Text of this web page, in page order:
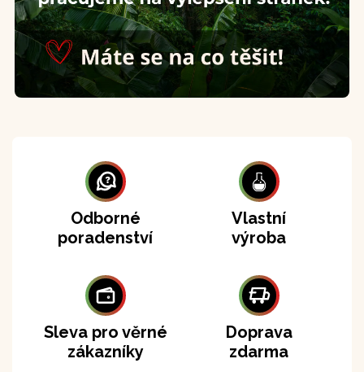
Odborné
poradenství
Vlastní
výroba
Sleva pro věrné
zákazníky
Doprava
zdarma